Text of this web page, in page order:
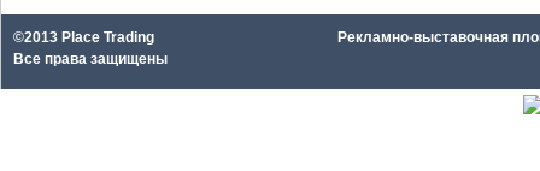
©2013 Place Trading
Все права защищены
Рекламно-выставочная